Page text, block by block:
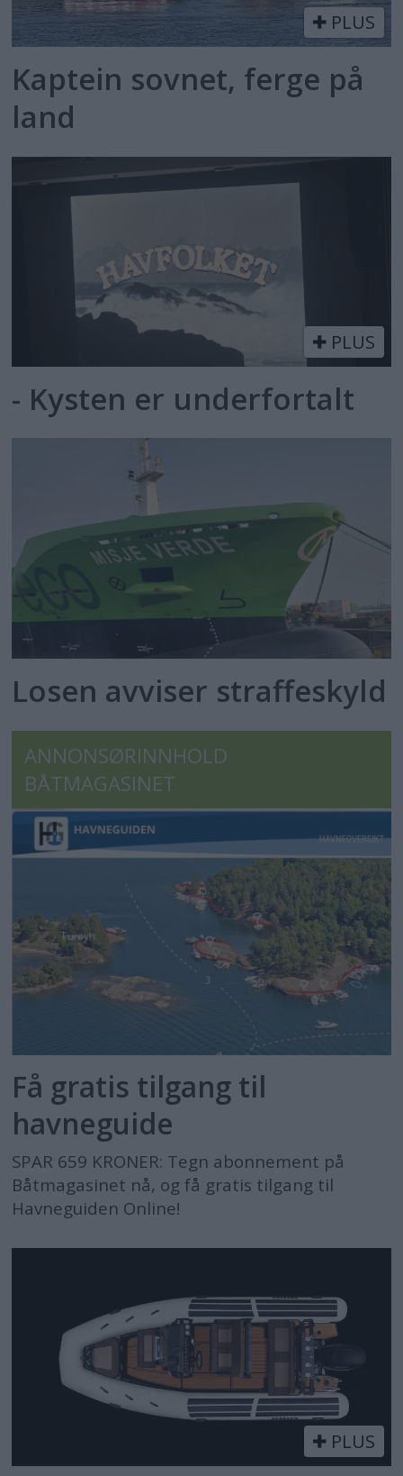
PLUS
Kaptein sovnet, ferge på
land
PLUS
- Kysten er underfortalt
Losen avviser straffeskyld
ANNONSØRINNHOLD
BÅTMAGASINET
Få gratis tilgang til
havneguide
SPAR 659 KRONER: Tegn abonnement på
Båtmagasinet nå, og få gratis tilgang til
Havneguiden Online!
PLUS